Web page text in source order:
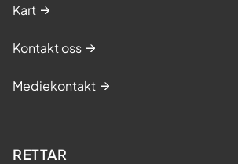
Kart
Kontakt oss
Mediekontakt
RETTAR